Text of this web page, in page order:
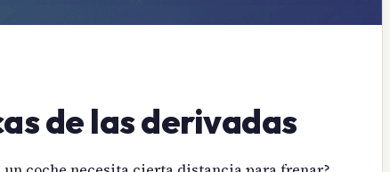
de las derivadas